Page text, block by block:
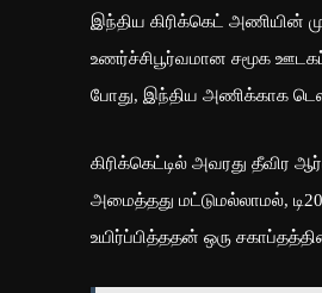
இந்திய கிரிக்கெட் அணியின்
உணர்ச்சிபூர்வமான சமூக ஊடகப்
போது, இந்திய அணிக்காக
கிரிக்கெட்டில் அவரது தீவிர
அமைத்தது மட்டுமல்லாமல்,
உயிர்ப்பித்ததன் ஒரு